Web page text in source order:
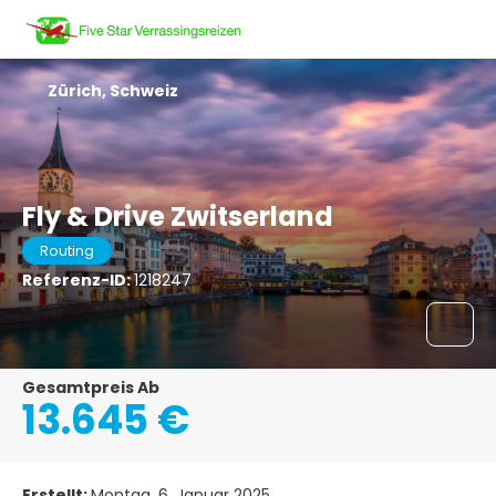
Fly & Drive Zwitserland
Routing
Referenz-ID:1218247
Zürich, Schweiz
Gesamtpreis Ab
13.645 €